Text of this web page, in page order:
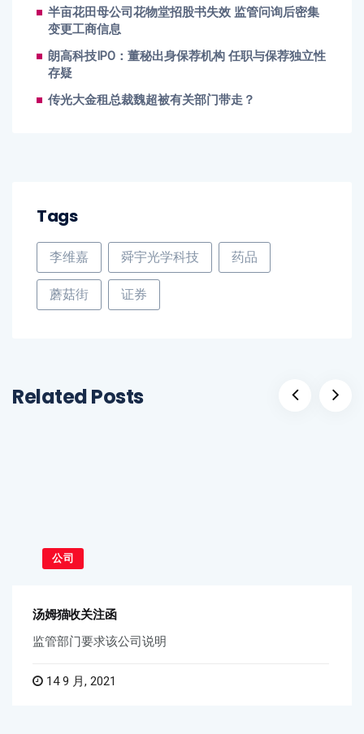
半亩花田母公司花物堂招股书失效 监管问询后密集
变更工商信息
朗高科技IPO：董秘出身保荐机构 任职与保荐独立性
存疑
传光大金租总裁魏超被有关部门带走？
Tags
李维嘉 舜宇光学科技 药品
蘑菇街 证券
Related Posts
公司
汤姆猫收关注函
监管部门要求该公司说明
14 9 月, 2021